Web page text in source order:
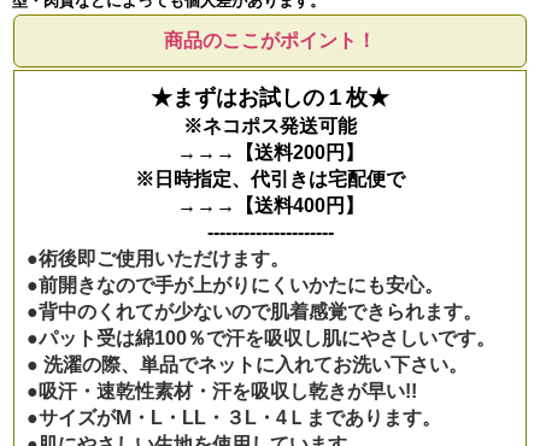
商品のここがポイント！
★まずはお試しの１枚★
※ネコポス発送可能
→→→【送料200円】
※日時指定、代引きは宅配便で
→→→【送料400円】
---------------------
●術後即ご使用いただけます。
●前開きなので手が上がりにくいかたにも安心。
●背中のくれてが少ないので肌着感覚できられます。
●パット受は綿100％で汗を吸収し肌にやさしいです。
● 洗濯の際、単品でネットに入れてお洗い下さい。
●吸汗・速乾性素材・汗を吸収し乾きが早い!!
●サイズがM・L・LL・３L・4Ｌまであります。